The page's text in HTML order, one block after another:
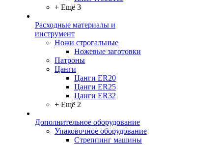
+ Ещё 3
Расходные материалы и
инструмент
Ножи строгальные
Ножевые заготовки
Патроны
Цанги
Цанги ER20
Цанги ER25
Цанги ER32
+ Ещё 2
Дополнительное оборудование
Упаковочное оборудование
Стреппинг машины